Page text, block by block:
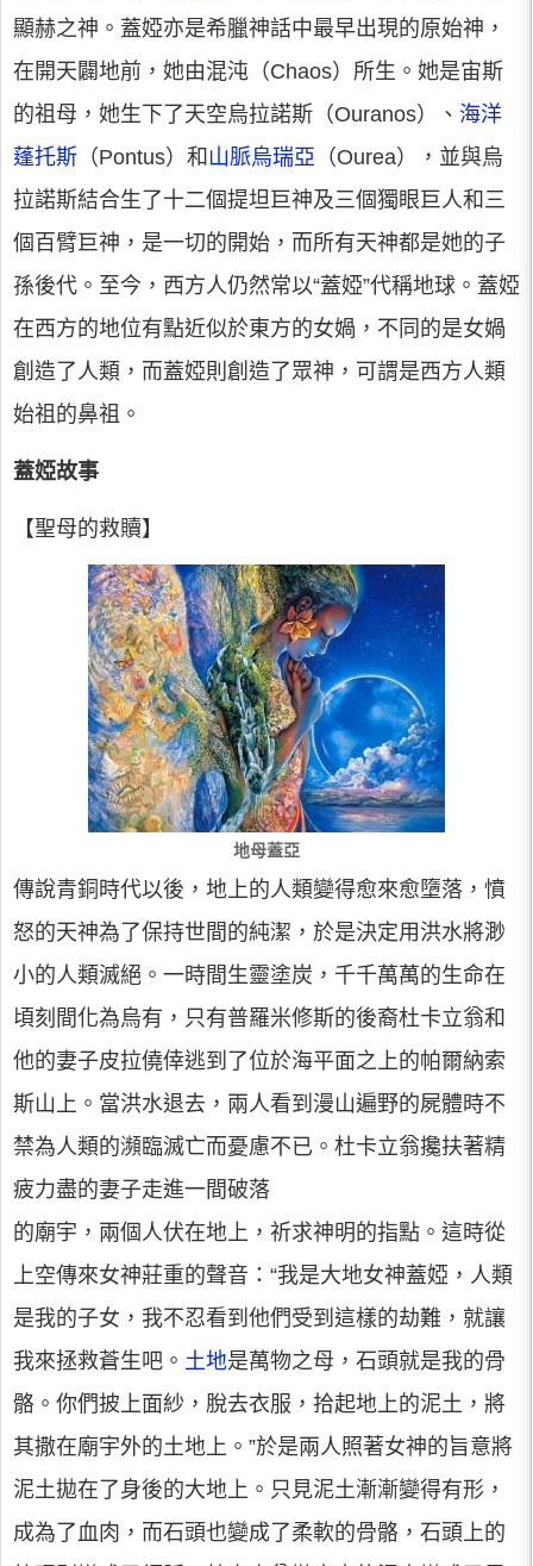
顯赫之神。蓋婭亦是希臘神話中最早出現的原始神，
在開天闢地前，她由混沌（Chaos）所生。她是宙斯
的祖母，她生下了天空烏拉諾斯（Ouranos）、 海洋
蓬托斯 （Pontus）和 山脈烏瑞亞 （Ourea），並與烏
拉諾斯結合生了十二個提坦巨神及三個獨眼巨人和三
個百臂巨神，是一切的開始，而所有天神都是她的子
孫後代。至今，西方人仍然常以“蓋婭”代稱地球。蓋婭
在西方的地位有點近似於東方的女媧，不同的是女媧
創造了人類，而蓋婭則創造了眾神，可謂是西方人類
始祖的鼻祖。
蓋婭故事
【聖母的救贖】
地母蓋亞
傳說青銅時代以後，地上的人類變得愈來愈墮落，憤
怒的天神為了保持世間的純潔，於是決定用洪水將渺
小的人類滅絕。一時間生靈塗炭，千千萬萬的生命在
頃刻間化為烏有，只有普羅米修斯的後裔杜卡立翁和
他的妻子皮拉僥倖逃到了位於海平面之上的帕爾納索
斯山上。當洪水退去，兩人看到漫山遍野的屍體時不
禁為人類的瀕臨滅亡而憂慮不已。杜卡立翁攙扶著精
疲力盡的妻子走進一間破落
的廟宇，兩個人伏在地上，祈求神明的指點。這時從
上空傳來女神莊重的聲音：“我是大地女神蓋婭，人類
是我的子女，我不忍看到他們受到這樣的劫難，就讓
我來拯救蒼生吧。 土地是萬物之母，石頭就是我的骨
骼。你們披上面紗，脫去衣服，拾起地上的泥土，將
其撒在廟宇外的土地上。”於是兩人照著女神的旨意將
泥土拋在了身後的大地上。只見泥土漸漸變得有形，
成為了血肉，而石頭也變成了柔軟的骨骼，石頭上的